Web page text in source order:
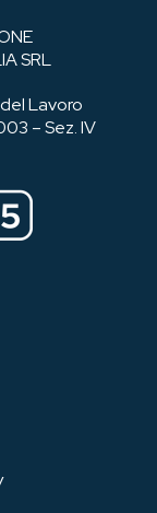
SRL
Lavoro
– Sez. IV